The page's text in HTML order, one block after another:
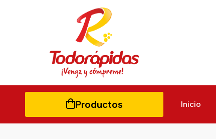
Productos Inicio